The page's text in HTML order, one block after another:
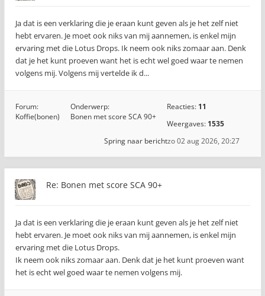
Ja dat is een verklaring die je eraan kunt geven als je het zelf niet
hebt ervaren. Je moet ook niks van mij aannemen, is enkel mijn
ervaring met die Lotus Drops. Ik neem ook niks zomaar aan. Denk
dat je het kunt proeven want het is echt wel goed waar te nemen
volgens mij. Volgens mij vertelde ik d...
Forum:
Koffie(bonen)
Onderwerp:
Bonen met score SCA 90+
Reacties: 11
Weergaves: 1535
zo 02 aug 2026, 20:27
Spring naar bericht
Re: Bonen met score SCA 90+
Ja dat is een verklaring die je eraan kunt geven als je het zelf niet
hebt ervaren. Je moet ook niks van mij aannemen, is enkel mijn
ervaring met die Lotus Drops.
Ik neem ook niks zomaar aan. Denk dat je het kunt proeven want
het is echt wel goed waar te nemen volgens mij.